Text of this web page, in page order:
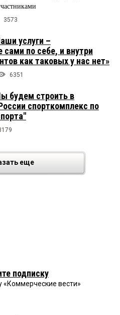
3573
услуги –
по себе, и внутри
как таковых у нас нет»
6351
будем строить в
спорткомплекс по
еще
подписку
«Коммерческие вести»